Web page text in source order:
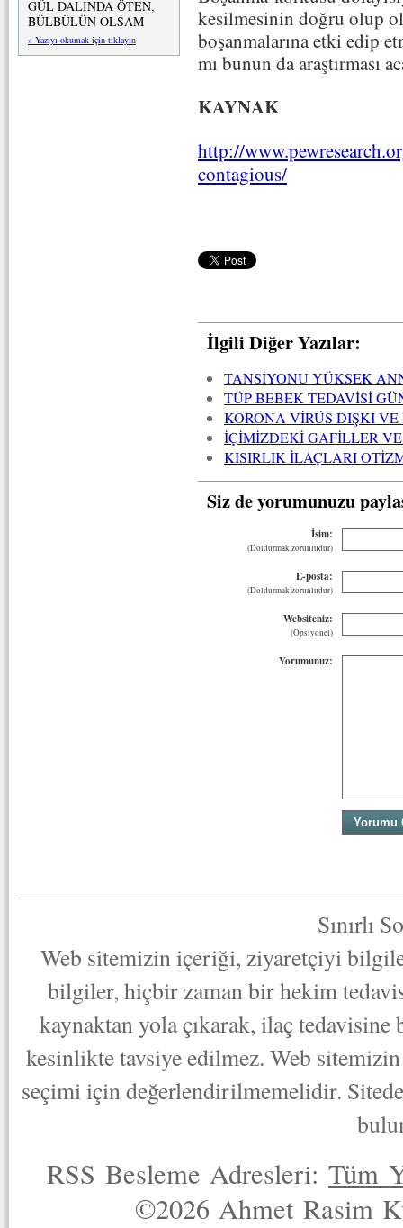
GÜL DALINDA ÖTEN,
BÜLBÜLÜN OLSAM
» Yazıyı okumak için tıklayın
kesilmesinin doğru olup
boşanmalarına etki edip
mı bunun da araştırması
KAYNAK
http://
contagious/
İlgili Diğer Yazılar:
TANSİYONU YÜKSEK
TÜP BEBEK TEDAVİSİ
KORONA VİRÜS DIŞKI
İÇİMİZDEKİ GAFİLLER
KISIRLIK İLAÇLARI
Siz de yorumunuzu
İsim:
(Doldurmak zorunludur)
E-posta:
(Doldurmak zorunludur)
Websiteniz:
(Opsiyonel)
Yorumunuz:
Sınırlı
Web sitemizin içeriği, ziyaretçiyi
bilgiler, hiçbir zaman bir hekim
kaynaktan yola çıkarak, ilaç
kesinlikte tavsiye edilmez. Web
seçimi için değerlendirilmemelidir.
RSS Besleme Adresleri:Tüm
©2026 Ahmet Rasim